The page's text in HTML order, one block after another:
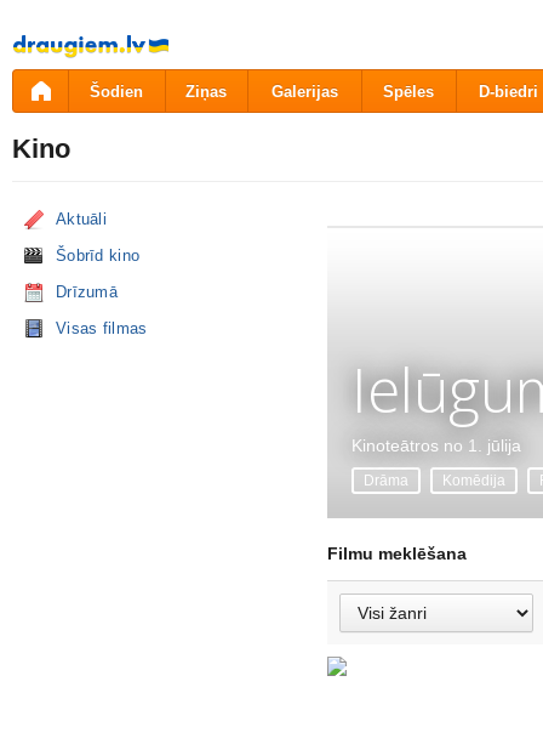
Pāriet
uz
saturu
Šodien Ziņas Galerijas Spēles D-biedri
Kino
Aktuāli
Šobrīd kino
Drīzumā
Visas filmas
Kinoteātros no 1. jūlija
Drāma Komēdija
Filmu meklēšana